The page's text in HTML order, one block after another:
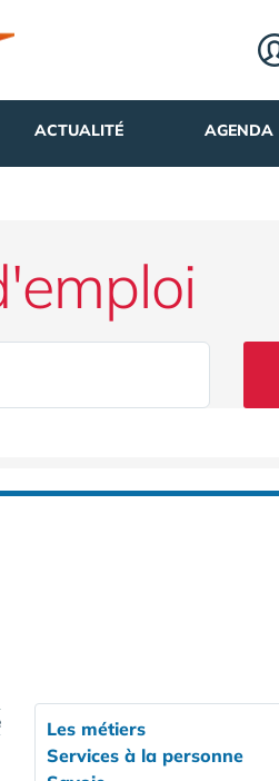
ACTUALITÉ AGENDA
Les métiers
Services à la personne